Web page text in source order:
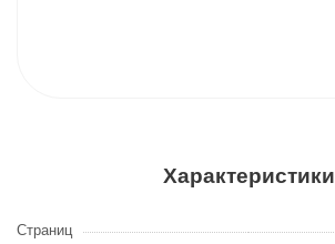
Характеристики
Страниц